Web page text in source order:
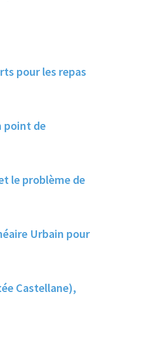
pour les repas
point de
le problème de
Urbain pour
Castellane),